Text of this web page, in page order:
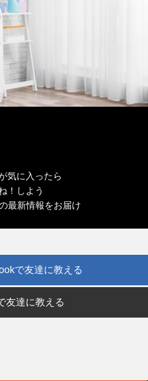
気に入ったら
！しよう
最新情報をお届け
で友達に教える
友達に教える